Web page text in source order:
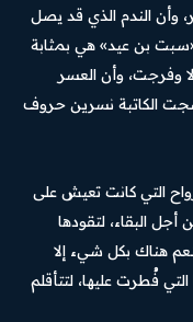
وأن الندم الذي قد يصل
بن عيد» هي بمثابة
وفرجت، وأن العسر
نسجت الكاتبة نسرين حروف
التي كانت تعيش على
البقاء، لتقودها
هناك بكل شيء إلا
فُطرت عليها، لتتأقلم